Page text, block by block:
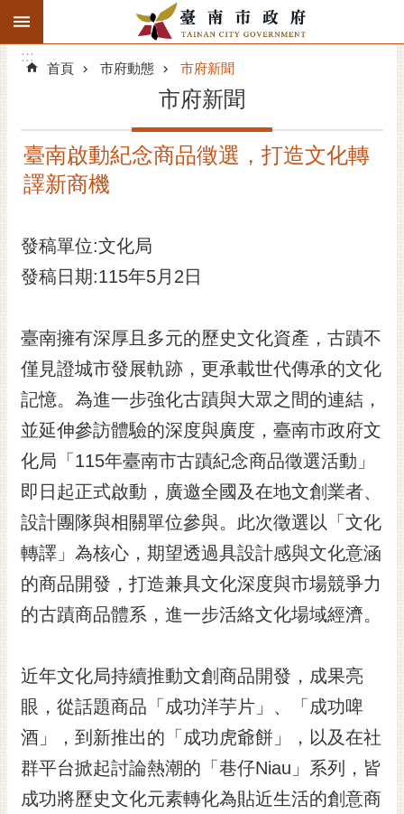
跳到主要內容區塊
搜
階
精彩府城
市府團隊
主題服務
市政資訊
市民互動
黃
偉
哲
光
花
泉
桐
花
網
站
導
覽
閱
:::
:::
首頁 市府動態 市府新聞
市府新聞
臺南啟動紀念商品徵選，打造文化轉
譯新商機
發稿單位:文化局
發稿日期:115年5月2日
臺南擁有深厚且多元的歷史文化資產，古蹟不
僅見證城市發展軌跡，更承載世代傳承的文化
記憶。為進一步強化古蹟與大眾之間的連結，
並延伸參訪體驗的深度與廣度，臺南市政府文
化局「115年臺南市古蹟紀念商品徵選活動」
即日起正式啟動，廣邀全國及在地文創業者、
設計團隊與相關單位參與。此次徵選以「文化
轉譯」為核心，期望透過具設計感與文化意涵
的商品開發，打造兼具文化深度與市場競爭力
的古蹟商品體系，進一步活絡文化場域經濟。
近年文化局持續推動文創商品開發，成果亮
眼，從話題商品「成功洋芋片」、「成功啤
酒」，到新推出的「成功虎爺餅」，以及在社
群平台掀起討論熱潮的「巷仔Niau」系列，皆
成功將歷史文化元素轉化為貼近生活的創意商